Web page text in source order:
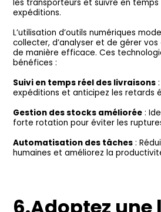
les transporteurs et suivre en
expéditions.
L’utilisation d’outils numériques
collecter, d’analyser et de gérer
de manière efficace. Ces
bénéfices :
Suivi en temps réel des livraisons
expéditions et anticipez les retards
Gestion des stocks améliorée :
forte rotation pour éviter les
Automatisation des tâches :
humaines et améliorez la